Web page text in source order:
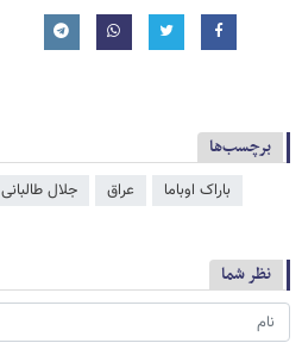
برچسب‌ها
باراک اوباما عراق جلال طالبانی
نظر شما